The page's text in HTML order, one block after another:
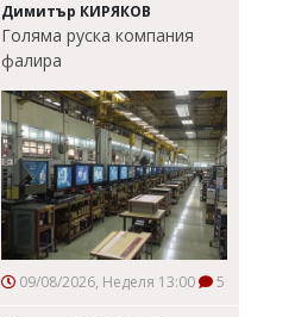
Димитър КИРЯКОВ
Голяма руска компания
фалира
09/08/2026, Неделя 13:00 5